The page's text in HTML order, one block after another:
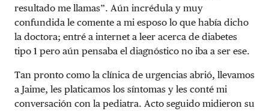
resultado me llamas”. Aún incrédula y muy
confundida le comente a mi esposo lo que había dicho
la doctora; entré a internet a leer acerca de diabetes
tipo 1 pero aún pensaba el diagnóstico no iba a ser ese.
Tan pronto como la clínica de urgencias abrió, llevamos
a Jaime, les platicamos los síntomas y les conté mi
conversación con la pediatra. Acto seguido midieron su